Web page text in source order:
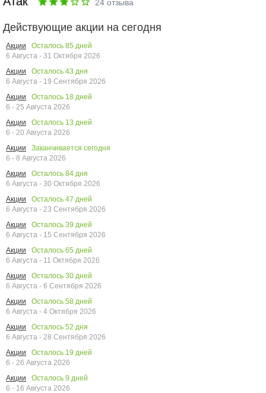
24 отзыва
Действующие акции на сегодня
Акции Осталось 85 дней
6 Августа - 31 Октября 2026
Акции
Осталось 43 дня
6 Августа - 19 Сентября 2026
Акции
Осталось 18 дней
6 - 25 Августа 2026
Акции
Осталось 13 дней
6 - 20 Августа 2026
Акции
Заканчивается сегодня
6 - 8 Августа 2026
Акции
Осталось 84 дня
6 Августа - 30 Октября 2026
Акции
Осталось 47 дней
6 Августа - 23 Сентября 2026
Акции
Осталось 39 дней
6 Августа - 15 Сентября 2026
Акции
Осталось 65 дней
6 Августа - 11 Октября 2026
Акции
Осталось 30 дней
6 Августа - 6 Сентября 2026
Акции
Осталось 58 дней
6 Августа - 4 Октября 2026
Акции
Осталось 52 дня
6 Августа - 28 Сентября 2026
Акции
Осталось 19 дней
6 - 26 Августа 2026
Акции
Осталось 9 дней
6 - 16 Августа 2026